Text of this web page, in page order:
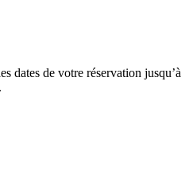
dates de votre réservation jusqu’à